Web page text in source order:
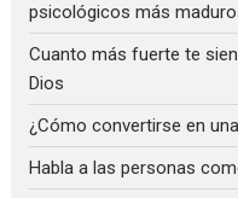
psicológicos más
Cuanto más fuerte te
Dios
¿Cómo convertirse en
Habla a las personas